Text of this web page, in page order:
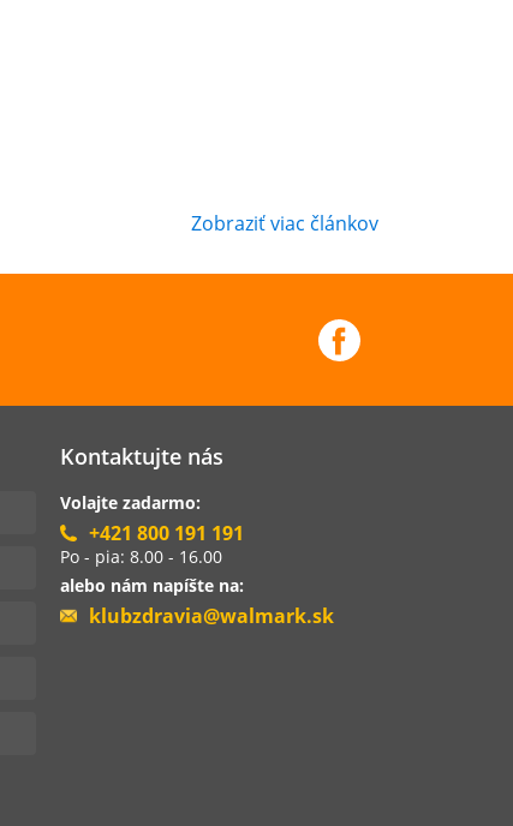
Zobraziť viac článkov
Kontaktujte nás
Volajte zadarmo:
+421 800 191 191
Po - pia: 8.00 - 16.00
alebo nám napíšte na:
klubzdravia@walmark.sk